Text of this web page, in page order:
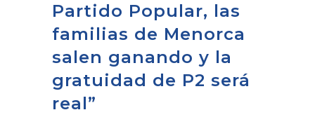
Partido Popular, las
familias de Menorca
salen ganando y la
gratuidad de P2 será
real”